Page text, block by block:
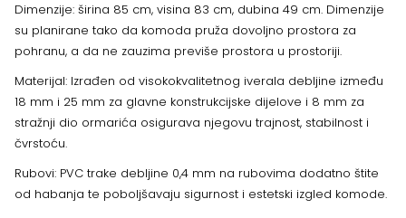
Dimenzije: širina 85 cm, visina 83 cm, dubina 49 cm. Dimenzije
su planirane tako da komoda pruža dovoljno prostora za
pohranu, a da ne zauzima previše prostora u prostoriji.
Materijal: Izrađen od visokokvalitetnog iverala debljine između
18 mm i 25 mm za glavne konstrukcijske dijelove i 8 mm za
stražnji dio ormarića osigurava njegovu trajnost, stabilnost i
čvrstoću.
Rubovi: PVC trake debljine 0,4 mm na rubovima dodatno štite
od habanja te poboljšavaju sigurnost i estetski izgled komode.